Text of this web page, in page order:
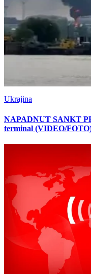
Ukrajina
NAPADNUT SANKT
terminal (VIDEO/